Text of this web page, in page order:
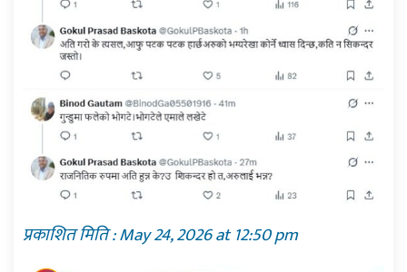
प्रकाशित मिति : May 24, 2026 at 12:50 pm